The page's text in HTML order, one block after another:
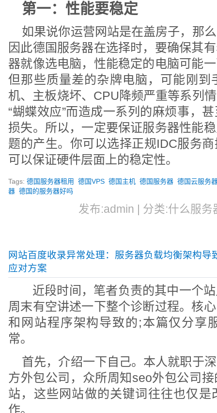
第一：性能要稳定
如果说你运营网站是在盖房子，那
因此德国服务器在选择时，要确保其
器就像选电脑，性能稳定的电脑可能
但那些质量差的杂牌电脑，可能刚到
机、主板烧坏、CPU降频严重等系列
“蝴蝶效应”而造成一系列的麻烦事，
损失。所以，一定要保证服务器性能
题的产生。你可以选择正规IDC服务
可以保证硬件层面上的稳定性。
Tags:德国服务器租用 德国VPS 德国主机 德国服务器 德国云服务
器 德国的服务器好吗
发布:admin | 分类:什么服
网站百度收录异常处理：服务器负载均衡架构导
应对方案
近段时间，笔者负责的其中一个
周末有空讲述一下整个诊断过程。核
和网站程序架构导致的;本篇仅分享
常。
首先，介绍一下自己。本人就职于
方外包公司，众所周知seo外包公司
站，这些网站做的关键词往往也仅是
作。